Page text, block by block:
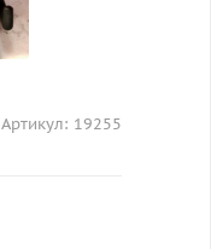
Артикул: 19255